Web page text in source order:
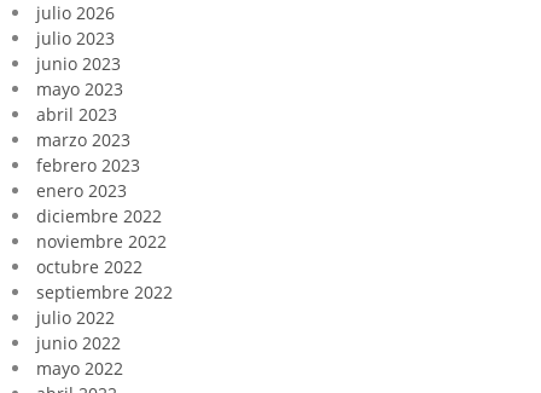
julio 2026
julio 2023
junio 2023
mayo 2023
abril 2023
marzo 2023
febrero 2023
enero 2023
diciembre 2022
noviembre 2022
octubre 2022
septiembre 2022
julio 2022
junio 2022
mayo 2022